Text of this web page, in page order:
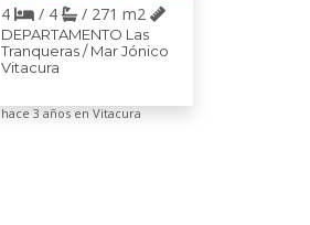
4
/ 4 / 271 m2
DEPARTAMENTO Las
Tranqueras / Mar Jónico
Vitacura
hace 3 años en Vitacura